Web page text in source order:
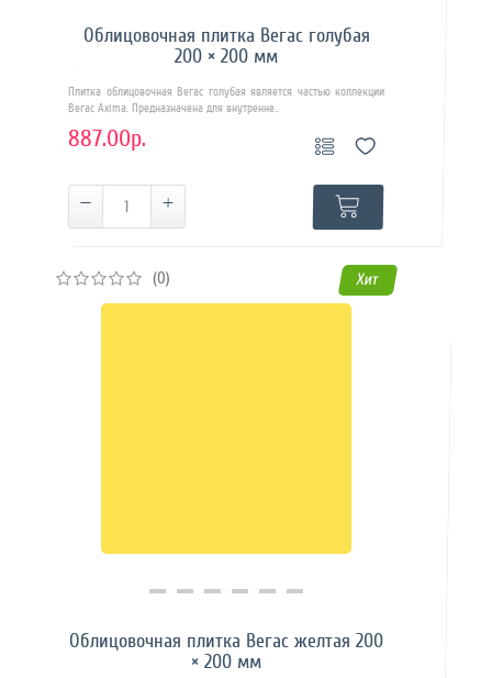
Облицовочная плитка Вегас голубая
200 × 200 мм
Плитка облицовочная Вегас голубая является частью коллекции
Вегас Axima. Предназначена для внутренне..
887.00р.
(0) Хит
Купить в 1 клик
Облицовочная плитка Вегас желтая 200
× 200 мм